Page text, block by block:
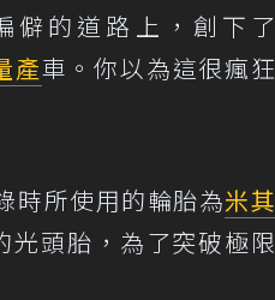
僻的道路上，創下了
產車。你以為這很瘋狂
時所使用的輪胎為米其
頭胎，為了突破極限